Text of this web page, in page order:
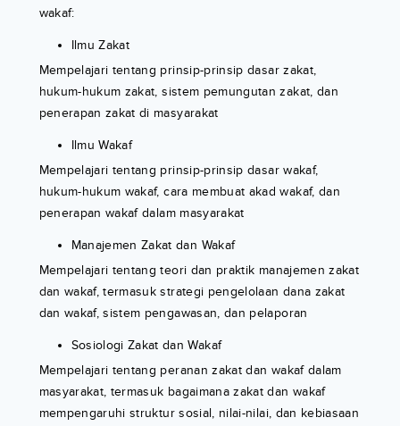
wakaf:
Ilmu Zakat
Mempelajari tentang prinsip-prinsip dasar zakat,
hukum-hukum zakat, sistem pemungutan zakat, dan
penerapan zakat di masyarakat
Ilmu Wakaf
Mempelajari tentang prinsip-prinsip dasar wakaf,
hukum-hukum wakaf, cara membuat akad wakaf, dan
penerapan wakaf dalam masyarakat
Manajemen Zakat dan Wakaf
Mempelajari tentang teori dan praktik manajemen zakat
dan wakaf, termasuk strategi pengelolaan dana zakat
dan wakaf, sistem pengawasan, dan pelaporan
Sosiologi Zakat dan Wakaf
Mempelajari tentang peranan zakat dan wakaf dalam
masyarakat, termasuk bagaimana zakat dan wakaf
mempengaruhi struktur sosial, nilai-nilai, dan kebiasaan